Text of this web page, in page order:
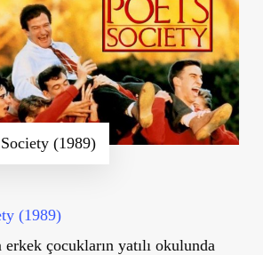
(1989)
(1989)
çocukların yatılı okulunda